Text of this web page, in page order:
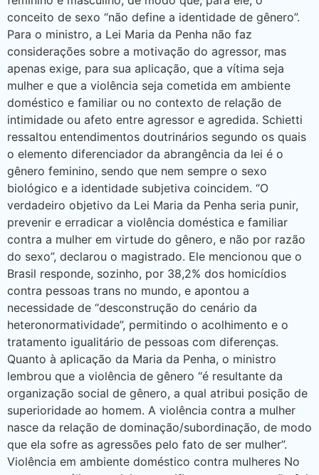
conceito de sexo “não define a identidade de gênero”.
Para o ministro, a Lei Maria da Penha não faz
considerações sobre a motivação do agressor, mas
apenas exige, para sua aplicação, que a vítima seja
mulher e que a violência seja cometida em ambiente
doméstico e familiar ou no contexto de relação de
intimidade ou afeto entre agressor e agredida. Schietti
ressaltou entendimentos doutrinários segundo os quais
o elemento diferenciador da abrangência da lei é o
gênero feminino, sendo que nem sempre o sexo
biológico e a identidade subjetiva coincidem. “O
verdadeiro objetivo da Lei Maria da Penha seria punir,
prevenir e erradicar a violência doméstica e familiar
contra a mulher em virtude do gênero, e não por razão
do sexo”, declarou o magistrado. Ele mencionou que o
Brasil responde, sozinho, por 38,2% dos homicídios
contra pessoas trans no mundo, e apontou a
necessidade de “desconstrução do cenário da
heteronormatividade”, permitindo o acolhimento e o
tratamento igualitário de pessoas com diferenças.
Quanto à aplicação da Maria da Penha, o ministro
lembrou que a violência de gênero “é resultante da
organização social de gênero, a qual atribui posição de
superioridade ao homem. A violência contra a mulher
nasce da relação de dominação/subordinação, de modo
que ela sofre as agressões pelo fato de ser mulher”.
Violência em ambiente doméstico contra mulheres No